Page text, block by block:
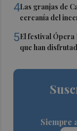
4Las granjas de
cercanía del
5El festival Ópera
que han
Siempre